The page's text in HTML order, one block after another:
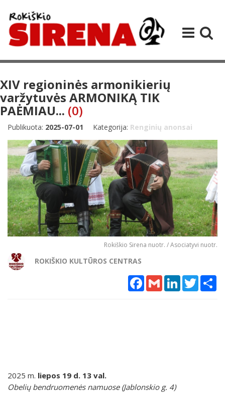
XIV regioninės armonikierių
varžytuvės ARMONIKĄ TIK
PAĖMIAU... (0)
Publikuota: 2025-07-01 Kategorija: Renginių anonsai
Rokiškio Sirena nuotr. / Asociatyvi nuotr.
ROKIŠKIO KULTŪROS CENTRAS
Facebook
Gmail LinkedInTwitter
2025 m. liepos 19 d. 13 val.
Obelių bendruomenės namuose (Jablonskio g. 4)